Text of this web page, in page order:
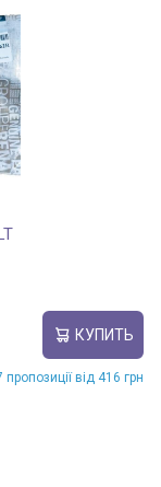
КУПИТЬ
від 416 грн